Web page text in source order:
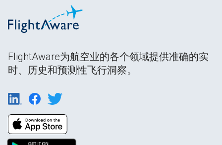
FlightAware为航空业的各个领域提供准确的实
时、历史和预测性飞行洞察。